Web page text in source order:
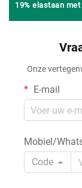
19% elastaan
voor meisjes
Onze
E-mail
Mobiel/
Code